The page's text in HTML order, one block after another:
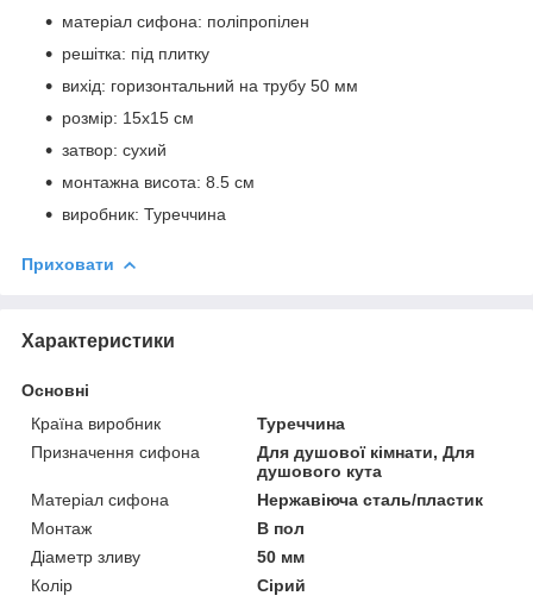
матеріал сифона: поліпропілен
решітка: під плитку
вихід: горизонтальний на трубу 50 мм
розмір: 15х15 см
затвор: сухий
монтажна висота: 8.5 см
виробник: Туреччина
Приховати
Характеристики
Основні
Країна виробник
Туреччина
Призначення сифона
Для душової кімнати, Для
душового кута
Матеріал сифона
Нержавіюча сталь/пластик
Монтаж
В пол
Діаметр зливу
50 мм
Колір
Сірий